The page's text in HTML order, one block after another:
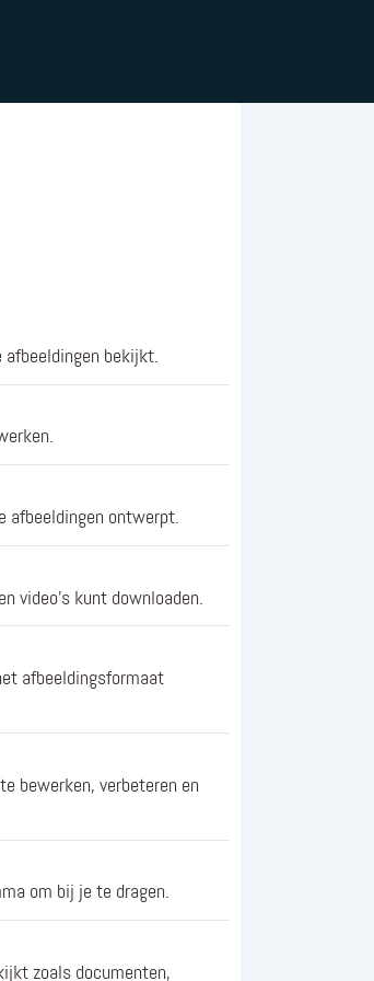
afbeeldingen bekijkt.
afbeeldingen ontwerpt.
video's kunt downloaden.
afbeeldingsformaat
bewerken, verbeteren en
om bij je te dragen.
zoals documenten,